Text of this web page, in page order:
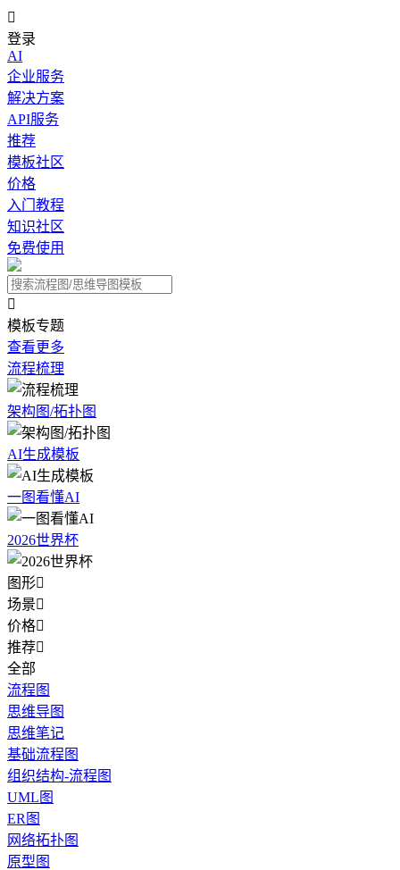

登录
AI
企业服务
解决方案
API服务
推荐
模板社区
价格
入门教程
知识社区
免费使用

模板专题
查看更多
流程梳理
架构图/拓扑图
AI生成模板
一图看懂AI
2026世界杯
图形
场景
价格
推荐
全部
流程图
思维导图
思维笔记
基础流程图
组织结构-流程图
UML图
ER图
网络拓扑图
原型图